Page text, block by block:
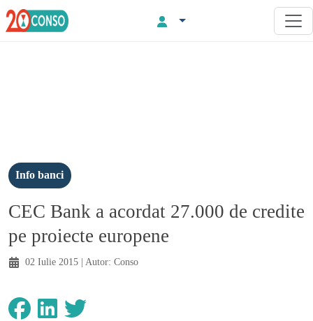
Info banci
CEC Bank a acordat 27.000 de credite
pe proiecte europene
02 Iulie 2015 | Autor: Conso